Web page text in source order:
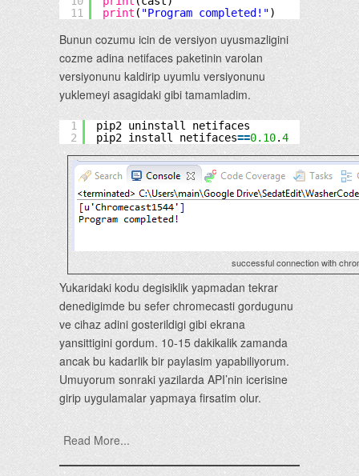
11
print ( "Program completed!")
Bunun cozumu icin de versiyon uyusmazligini
cozme adina netifaces paketinin varolan
versiyonunu kaldirip uyumlu versiyonunu
yuklemeyi asagidaki gibi tamamladim.
1
2
pip2 uninstall netifaces
pip2 install netifaces==0.10.4
successful connection with
Yukaridaki kodu degisiklik yapmadan tekrar
denedigimde bu sefer chromecasti gordugunu
ve cihaz adini gosterildigi gibi ekrana
yansittigini gordum. 10-15 dakikalik zamanda
ancak bu kadarlik bir paylasim yapabiliyorum.
Umuyorum sonraki yazilarda API’nin icerisine
girip uygulamalar yapmaya firsatim olur.
Read More...